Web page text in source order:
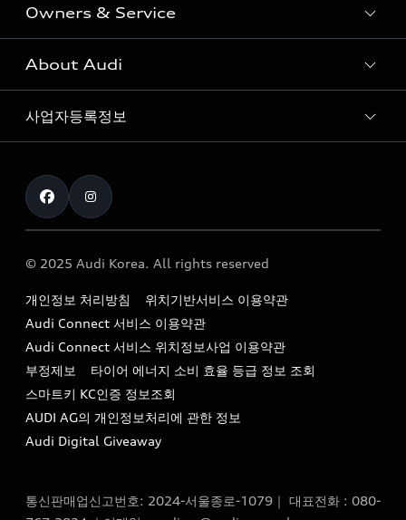
S range
전시장/AAP 전시장/AS센터
아우디 신차 재고
아우디 모델 비교하기
아우디 공식 인증 중고차
The new Audi A6 Taste Drive 이벤트
Owners & Service
고객안내
Audi Connect
myAudiworld
내비게이션 데이터 다운로드
아우디 영상 매뉴얼
서비스 센터
서비스 프로그램
아우디 e-tron 케어 프로그램
사설수리업체를 위한 권고사항
About Audi
아우디 브랜드
Formula 1
Audi Story
아우디코리아 소식
아우디코리아 소개
아우디 스토리
아우디 브랜드 히스토리
quattro 시스템
사업자등록정보
통신판매업신고번호 : 2024-서울종로-1079
대표자명 : 틸 셰어
딩)
이메일 : audi_m@audi-ccc.co.kr
© 2025 Audi Korea. All rights reserved
개인정보 처리방침
위치기반서비스 이용약관
Audi Connect 서비스 이용약관
Audi Connect 서비스 위치정보사업 이용약관
부정제보
타이어 에너지 소비 효율 등급 정보 조회
스마트키 KC인증 정보조회
AUDI AG의 개인정보처리에 관한 정보
Audi Digital Giveaway
통신판매업신고번호: 2024-서울종로-1079｜ 대표전화 : 080-